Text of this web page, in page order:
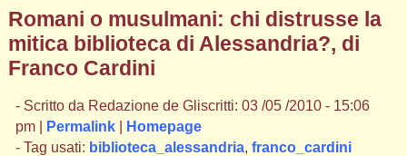
Romani o musulmani: chi distrusse la
mitica biblioteca di Alessandria?, di
Franco Cardini
- Scritto da Redazione de Gliscritti: 03 /05 /2010 - 15:06
pm |
Permalink|
Homepage
- Tag usati: biblioteca_alessandria, franco_cardini